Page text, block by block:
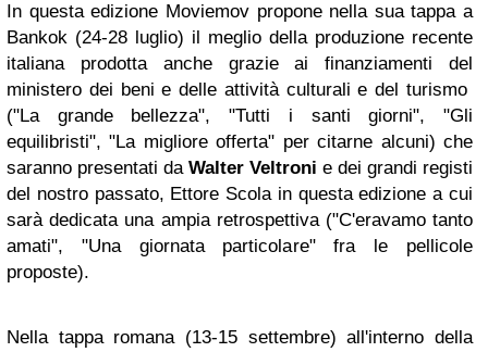
In questa edizione Moviemov propone nella sua tappa a
Bankok (24-28 luglio) il meglio della produzione recente
italiana prodotta anche grazie ai finanziamenti del
ministero dei beni e delle attività culturali e del turismo
("La grande bellezza", "Tutti i santi giorni", "Gli
equilibristi", "La migliore offerta" per citarne alcuni) che
saranno presentati da Walter Veltroni e dei grandi registi
del nostro passato, Ettore Scola in questa edizione a cui
sarà dedicata una ampia retrospettiva ("C'eravamo tanto
amati", "Una giornata particolare" fra le pellicole
proposte).
Nella tappa romana (13-15 settembre) all'interno della